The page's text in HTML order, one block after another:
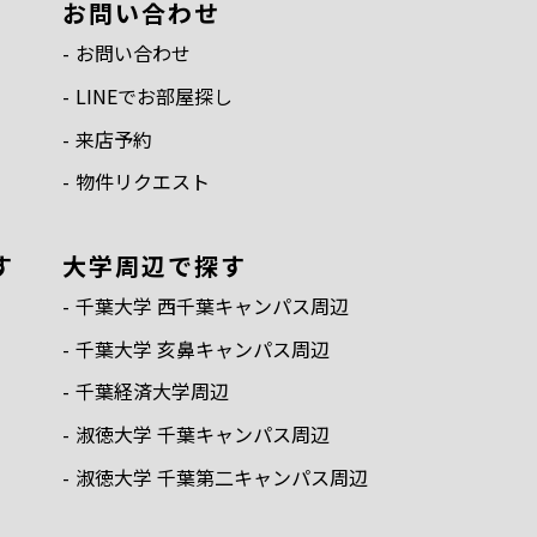
お問い合わせ
お問い合わせ
LINEでお部屋探し
来店予約
物件リクエスト
⼤学周辺で探す
千葉⼤学 ⻄千葉キャンパス周辺
千葉⼤学 亥⿐キャンパス周辺
千葉経済⼤学周辺
淑徳⼤学 千葉キャンパス周辺
淑徳⼤学 千葉第⼆キャンパス周辺